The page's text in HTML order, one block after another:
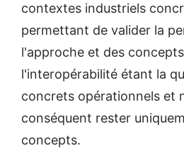
contextes industriels
permettant de valider la
l'approche et des
l'interopérabilité étant la
concrets opérationnels et
conséquent rester
concepts.